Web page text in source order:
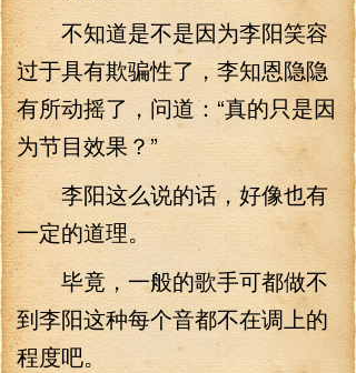
不知道是不是因为李阳笑容
过于具有欺骗性了，李知恩隐隐
有所动摇了，问道：“真的只是因
为节目效果？”
李阳这么说的话，好像也有
一定的道理。
毕竟，一般的歌手可都做不
到李阳这种每个音都不在调上的
程度吧。